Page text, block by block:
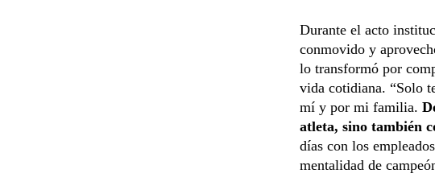
Durante el acto
conmovido y
lo transformó por
vida cotidiana. “Solo
mí y por mi familia.
atleta, sino también
días con los
mentalidad de